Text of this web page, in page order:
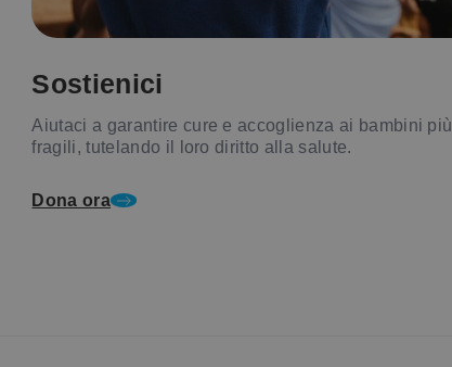
Sostienici
Aiutaci a garantire cure e accoglienza ai bambini più
fragili, tutelando il loro diritto alla salute.
Dona ora